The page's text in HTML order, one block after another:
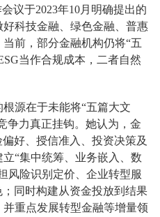
议于2023年10月明确提出的
科技金融、绿色金融、普惠
前，部分金融机构仍将“五
当作合规成本，二者自然
源在于未能将“五篇大文
争力真正挂钩。她认为，金
好、授信准入、投资决策及
“集中统筹、业务嵌入、数
风险识别定价、企业转型服
同时构建从资金投放到结果
重点发展转型金融等增量领